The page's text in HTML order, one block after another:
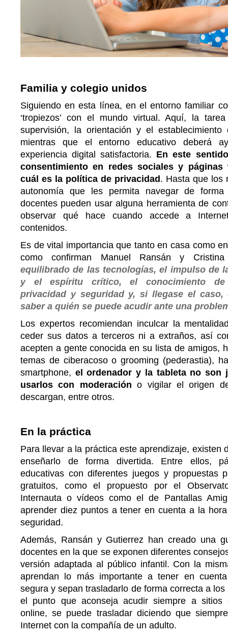
Familia y colegio unidos
Siguiendo en esta línea, en el entorno familiar
‘tropiezos’ con el mundo virtual. Aquí, la
supervisión, la orientación y el
mientras que el entorno educativo deberá
experiencia digital satisfactoria. En este
consentimiento en redes sociales y páginas
cuál es la política de privacidad . Hasta que los
autonomía que les permita navegar de
docentes pueden usar alguna herramienta de
observar qué hace cuando accede a
contenidos.
Es de vital importancia que tanto en casa como
como confirman Manuel Ransán y Cristina
equilibrado de las tecnologías, el impulso de
y el espíritu crítico, el conocimiento de
privacidad y seguridad y, si llegase el caso,
saber a quién se puede acudir ante una
Los expertos recomiendan inculcar la
ceder sus datos a terceros ni a extraños, así
acepten a gente conocida en su lista de amigos,
temas de ciberacoso o grooming (pederastia),
smartphone, el ordenador y la tableta no son
usarlos con moderación o vigilar el origen
descargan, entre otros.
En la práctica
Para llevar a la práctica este aprendizaje, existen
enseñarlo de forma divertida. Entre ellos,
educativas con diferentes juegos y propuestas
gratuitos, como el propuesto por el
Internauta o vídeos como el de Pantallas
aprender diez puntos a tener en cuenta a la
seguridad.
Además, Ransán y Gutierrez han creado una
docentes en la que se exponen diferentes
versión adaptada al público infantil. Con la
aprendan lo más importante a tener en
segura y sepan trasladarlo de forma correcta a
el punto que aconseja acudir siempre a sitios
online, se puede trasladar diciendo que
Internet con la compañía de un adulto.